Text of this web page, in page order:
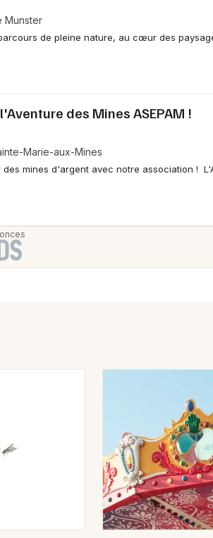
Concerts
Expos
Aventure dans le Grand Est
Actus dans le Haut-Rhin
Magazine dans le Haut-Rhin
Actus tourisme & loisirs
Montpellier
Nice
Strasbourg
Munster
de pleine nature, au cœur des
des Mines ASEPAM !
Marie-aux-Mines
mines d'argent avec notre association !